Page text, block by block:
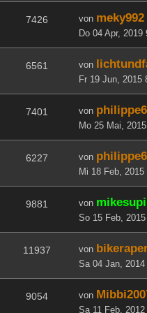
7426 von meky992
Do 04 Apr, 2019
6561 von
Fr 19 Jun, 2015
7401 von
Mo 25 Mai,
6227 von
Mi 18 Feb, 2015
9881 von mikesupi
So 15 Feb,
11937 von
Sa 04 Jan, 2014
9054 von
Sa 11 Feb,